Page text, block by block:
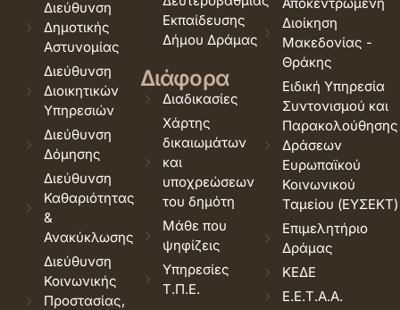
Διεύθυνση
Δημοτικής
Αστυνομίας
Διεύθυνση
Διοικητικών
Υπηρεσιών
Διεύθυνση
Δόμησης
Διεύθυνση
Καθαριότητας
&
Ανακύκλωσης
Διεύθυνση
Κοινωνικής
Προστασίας,
Εκπαίδευσης
Δήμου Δράμας
Διάφορα
Διαδικασίες
Χάρτης
δικαιωμάτων
και
υποχρεώσεων
του δημότη
Μάθε που
ψηφίζεις
Υπηρεσίες
Τ.Π.Ε.
Διοίκηση
Μακεδονίας -
Θράκης
Ειδική Υπηρεσία
Συντονισμού και
Παρακολούθησης
Δράσεων
Ευρωπαϊκού
Κοινωνικού
Ταμείου (ΕΥΣΕΚΤ)
Επιμελητήριο
Δράμας
ΚΕΔΕ
Ε.Ε.Τ.Α.Α.